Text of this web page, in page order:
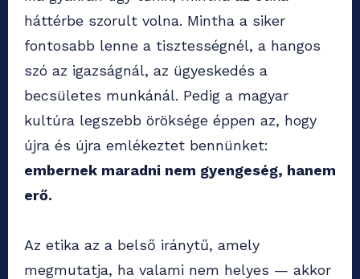
háttérbe szorult volna. Mintha a siker
fontosabb lenne a tisztességnél, a hangos
szó az igazságnál, az ügyeskedés a
becsületes munkánál. Pedig a magyar
kultúra legszebb öröksége éppen az, hogy
újra és újra emlékeztet bennünket:
embernek maradni nem gyengeség, hanem
erő.
Az etika az a belső iránytű, amely
megmutatja, ha valami nem helyes — akkor